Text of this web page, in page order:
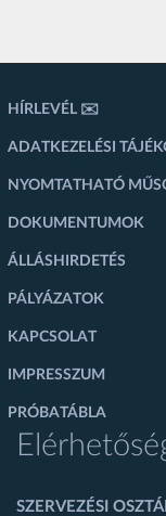
HÍRLEVÉL ✉️
ADATKEZELÉSI
NYOMTATHATÓ
DOKUMENTUMOK
ÁLLÁSHIRDETÉS
PÁLYÁZATOK
KAPCSOLAT
IMPRESSZUM
PRÓBATÁBLA
SZERVEZÉSI